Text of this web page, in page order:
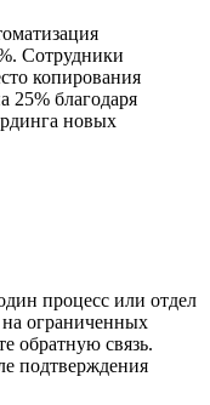
Сотрудники
копирования
25% благодаря
новых
процесс или отдел
ограниченных
обратную связь.
подтверждения